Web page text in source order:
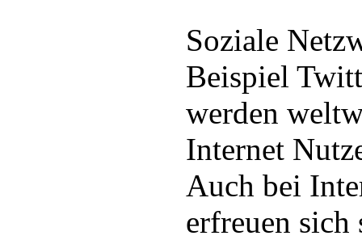
Soziale
Beispiel
werden
Internet
Auch bei
erfreuen sich